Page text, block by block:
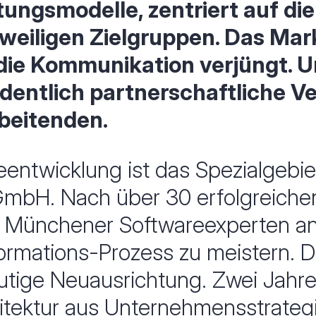
zentriert auf die
Zielgruppen. Das
Kommunikation verjüngt.
partnerschaftliche
ist das
Nach über 30
Softwareexperten
Prozess zu meistern.
Neuausrichtung. Zwei
aus